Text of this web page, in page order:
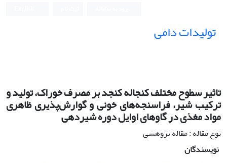
تولیدات دامی
تاثیر سطوح مختلف کنجاله کنجد بر مصرف خوراک، تولید و
ترکیب شیر، فراسنجه‌های خونی و گوارش‌پذیری ظاهری
مواد مغذی در گاوهای اوایل دوره شیردهی
نوع مقاله : مقاله پژوهشی
نویسندگان